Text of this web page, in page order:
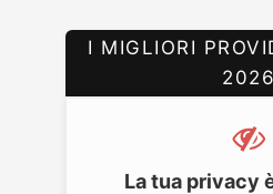
I MIGLIORI
2026
La tua privacy